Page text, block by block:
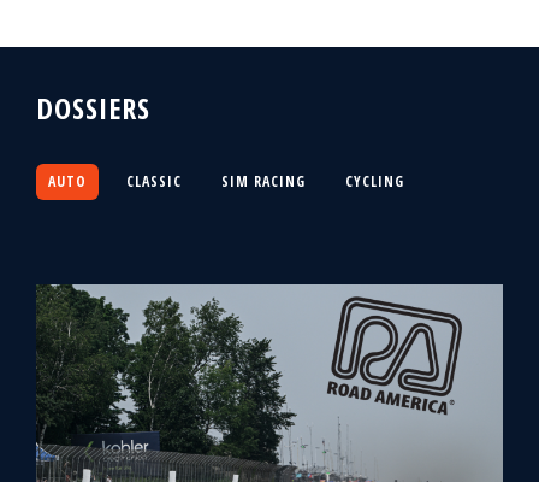
DOSSIERS
AUTO CLASSIC SIM RACING CYCLING